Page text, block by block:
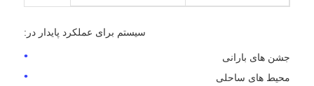
سیستم برای عملکرد پایدار در:
جشن های بارانی
محیط های ساحلی